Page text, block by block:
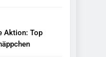
Aktion: Top